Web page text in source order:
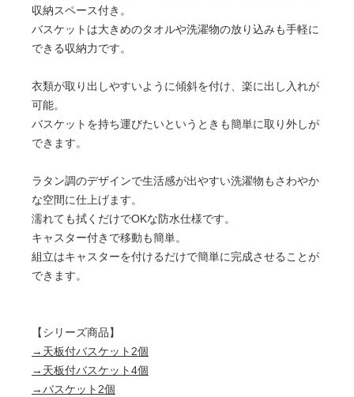
収納スペース付き。
バスケットは大きめのタオルや洗濯物の放り込みも手軽に
できる収納力です。
衣類が取り出しやすいように傾斜を付け、楽に出し入れが
可能。
バスケットを持ち運びたいというときも簡単に取り外しが
できます。
ラタン調のデザインで生活感が出やすい洗濯物もさわやか
な空間に仕上げます。
濡れても拭くだけでOKな防水仕様です。
キャスター付きで移動も簡単。
組立はキャスターを付けるだけで簡単に完成させることが
できます。
【シリーズ商品】
→天板付バスケット2個
→天板付バスケット4個
→バスケット2個